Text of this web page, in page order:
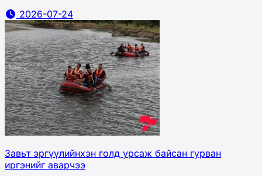
2026-07-24
Завьт эргүүлийнхэн голд урсаж байсан гурван
иргэнийг аварчээ